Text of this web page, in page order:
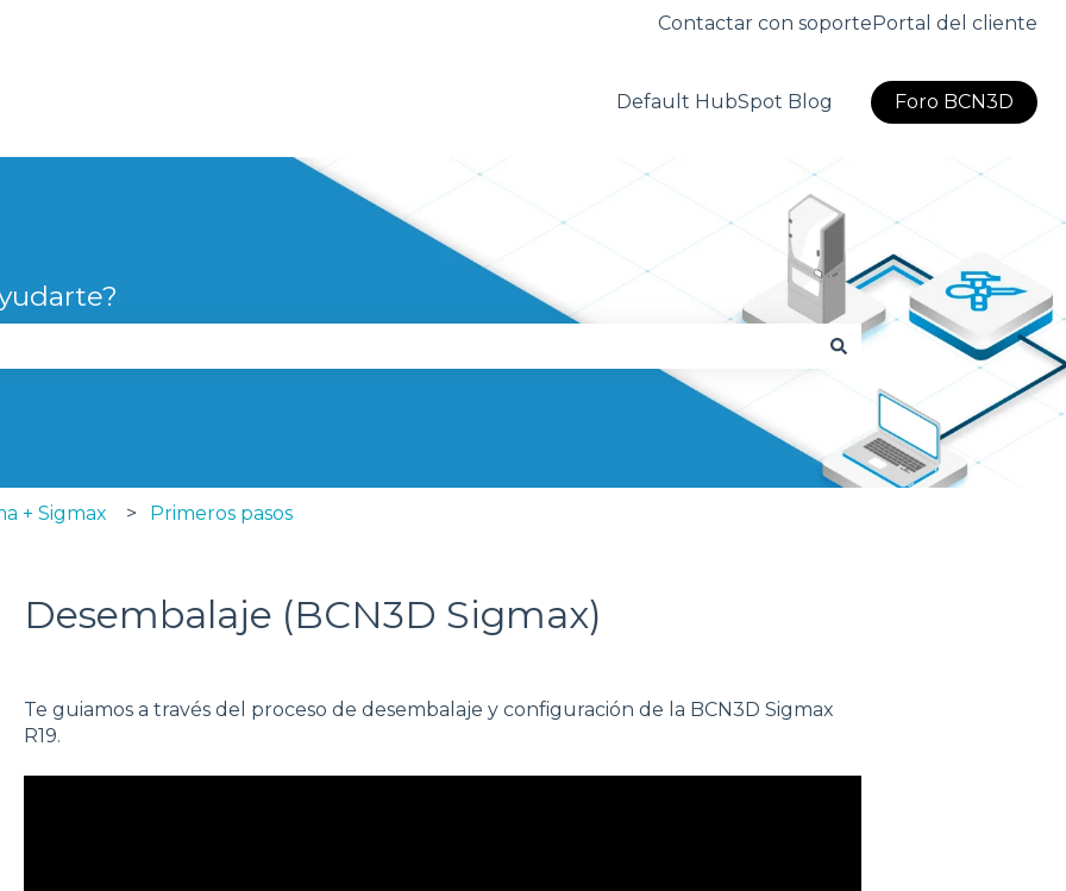
Contactar con soportePortal del cliente
Default HubSpot Blog Foro BCN3D
de búsqueda está vacío.
+ Sigmax Primeros pasos
Desembalaje (BCN3D Sigmax)
Te guiamos a través del proceso de desembalaje y configuración de la BCN3D Sigmax
R19.